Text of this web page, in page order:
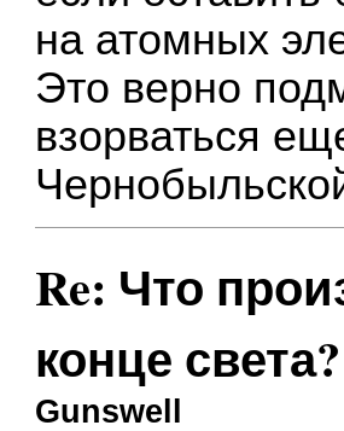
на атомных
Это верно
взорваться
Re: Что
конце света?
Gunswell